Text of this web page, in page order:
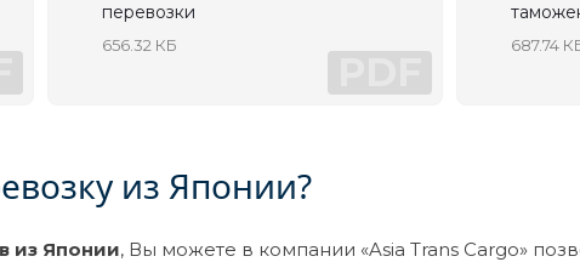
перевозки
656.32 КБ 687.74
из Японии?
из Японии, Вы можете в компании «Asia Trans Cargo»